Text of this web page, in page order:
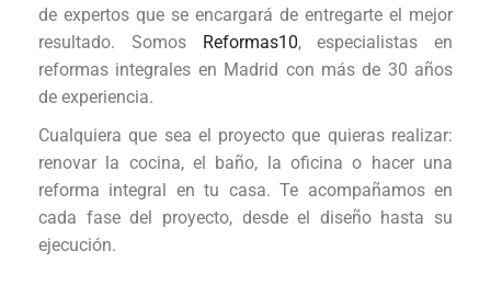
de expertos que se encargará de entregarte el mejor
resultado. Somos
Reformas10, especialistas en
reformas integrales en Madrid con más de 30 años
de experiencia.
Cualquiera que sea el proyecto que quieras realizar:
renovar la cocina, el baño, la oficina o hacer una
reforma integral en tu casa. Te acompañamos en
cada fase del proyecto, desde el diseño hasta su
ejecución.